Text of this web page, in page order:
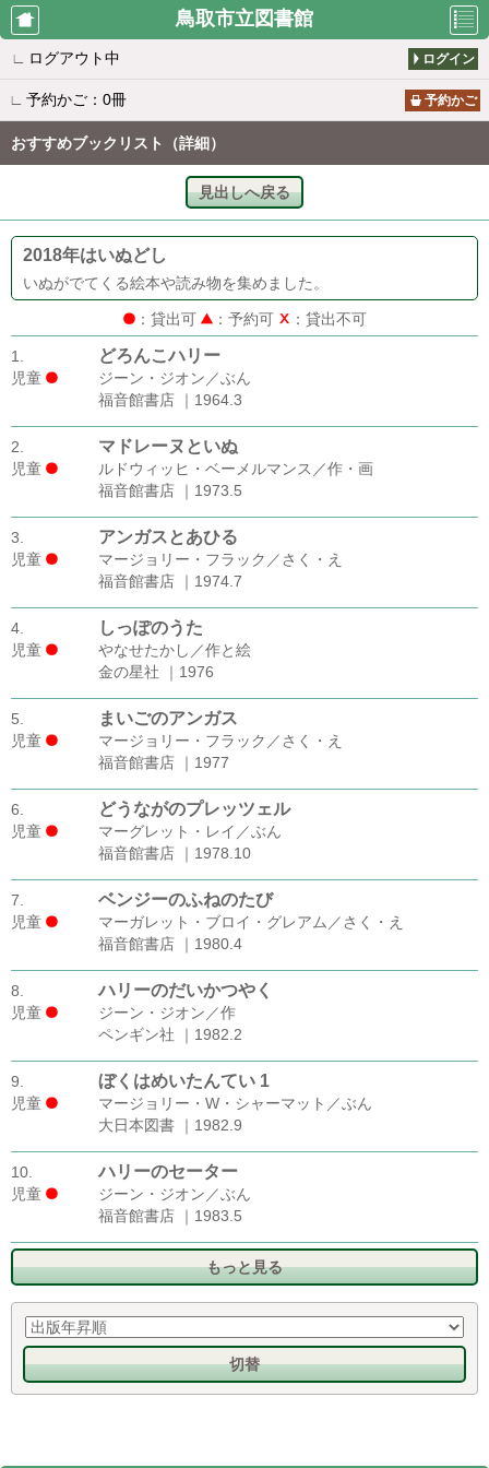
鳥取市立図書館
新着案内
貸出ランキ
ング
予約ランキ
雑誌タイト
ル一覧
おすすめブ
ックリスト
のお知らせ
休館日カレ
ンダー
∟ ログアウト中 ログイン
∟ 予約かご：0冊 予約かご
おすすめブックリスト（詳細）
見出しへ戻る
2018年はいぬどし
いぬがでてくる絵本や読み物を集めました。
：貸出可 ：予約可 ：貸出不可
1.
児童
どろんこハリー
ジーン・ジオン／ぶん
福音館書店 ｜1964.3
2.
児童
マドレーヌといぬ
ルドウィッヒ・ベーメルマンス／作・画
福音館書店 ｜1973.5
3.
児童
アンガスとあひる
マージョリー・フラック／さく・え
福音館書店 ｜1974.7
4.
児童
しっぽのうた
やなせたかし／作と絵
金の星社 ｜1976
5.
児童
まいごのアンガス
マージョリー・フラック／さく・え
福音館書店 ｜1977
6.
児童
どうながのプレッツェル
マーグレット・レイ／ぶん
福音館書店 ｜1978.10
7.
児童
ベンジーのふねのたび
マーガレット・ブロイ・グレアム／さく・え
福音館書店 ｜1980.4
8.
児童
ハリーのだいかつやく
ジーン・ジオン／作
ペンギン社 ｜1982.2
9.
児童
ぼくはめいたんてい 1
マージョリー・W・シャーマット／ぶん
大日本図書 ｜1982.9
10.
児童
ハリーのセーター
ジーン・ジオン／ぶん
福音館書店 ｜1983.5
もっと見る
切替